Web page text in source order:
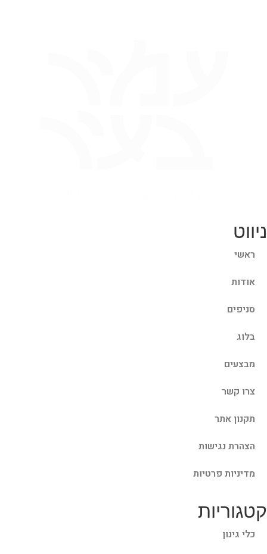
ניווט
ראשי
אודות
סניפים
בלוג
מבצעים
צרו קשר
תקנון אתר
הצהרת נגישות
מדיניות פרטיות
קטגוריות
כלי גינון